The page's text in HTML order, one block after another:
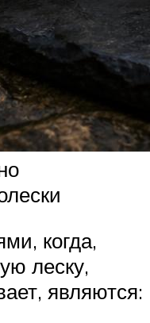
когда,
леску,
являются: